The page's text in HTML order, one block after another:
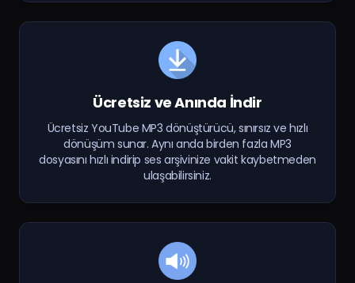
Ücretsiz ve Anında İndir
Ücretsiz YouTube MP3 dönüştürücü, sınırsız ve hızlı
dönüşüm sunar. Aynı anda birden fazla MP3
dosyasını hızlı indirip ses arşivinize vakit kaybetmeden
ulaşabilirsiniz.